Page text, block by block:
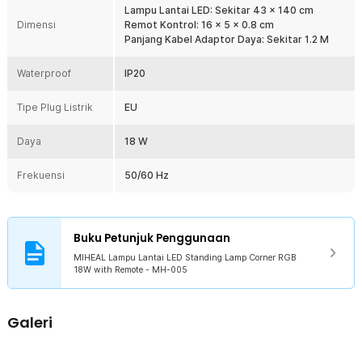
jangka waktu yang lama. Hal ini karena stand yang terbuat dari
bahan aluminium dan silikon berkualitas. Bahan tersebut terkenal
kokoh sehingga awet untuk penggunaan jangka panjang.
Kelengkapan Produk
Rincian yang Anda dapatkan untuk pembelian produk ini:
1 x Remote Kontrol
1 x Kunci L
1 x Panduan Penggunaan
Dimensi
Lampu Lantai LED: Sekitar 43 x 140 cm
Remot Kontrol: 16 x 5 x 0.8 cm
Panjang Kabel Adaptor Daya: Sekitar 1.2 M
Waterproof IP20
Tipe Plug Listrik EU
Daya 18 W
Frekuensi 50/60 Hz
Buku Petunjuk Penggunaan
MIHEAL Lampu Lantai LED Standing Lamp Corner RGB
18W with Remote - MH-005
Galeri